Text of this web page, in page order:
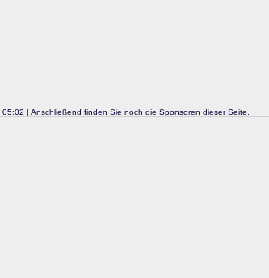
05:02 | Anschließend finden Sie noch die Sponsoren dieser Seite.